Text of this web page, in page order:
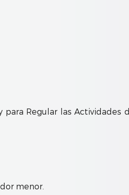
Regular las Actividades
menor.